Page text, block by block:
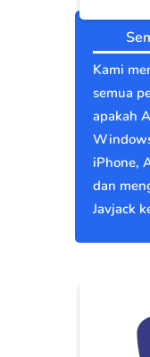
Kami
semua
apakah
iPhone,
dan
Javjack